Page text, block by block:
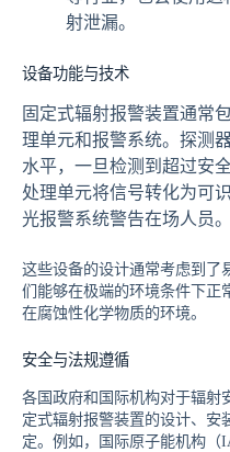
射泄漏。
设备功能与技术
固定式辐射报警装置通常
理单元和报警系统。探测
水平，一旦检测到超过安
处理单元将信号转化为可
光报警系统警告在场人员。
这些设备的设计通常考虑到了
们能够在极端的环境条件下正
在腐蚀性化学物质的环境。
安全与法规遵循
各国政府和国际机构对于辐射
定式辐射报警装置的设计、安
定。例如，国际原子能机构（